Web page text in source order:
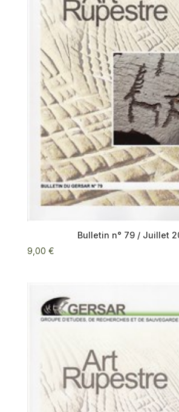
Bulletin n° 79 / Juillet
9,00 €